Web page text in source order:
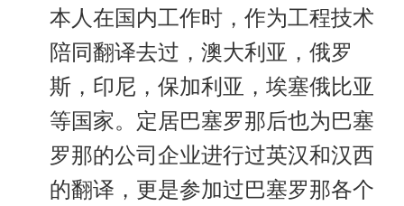
本人在国内工作时，作为工程技术
陪同翻译去过，澳大利亚，俄罗
斯，印尼，保加利亚，埃塞俄比亚
等国家。定居巴塞罗那后也为巴塞
罗那的公司企业进行过英汉和汉西
的翻译，更是参加过巴塞罗那各个